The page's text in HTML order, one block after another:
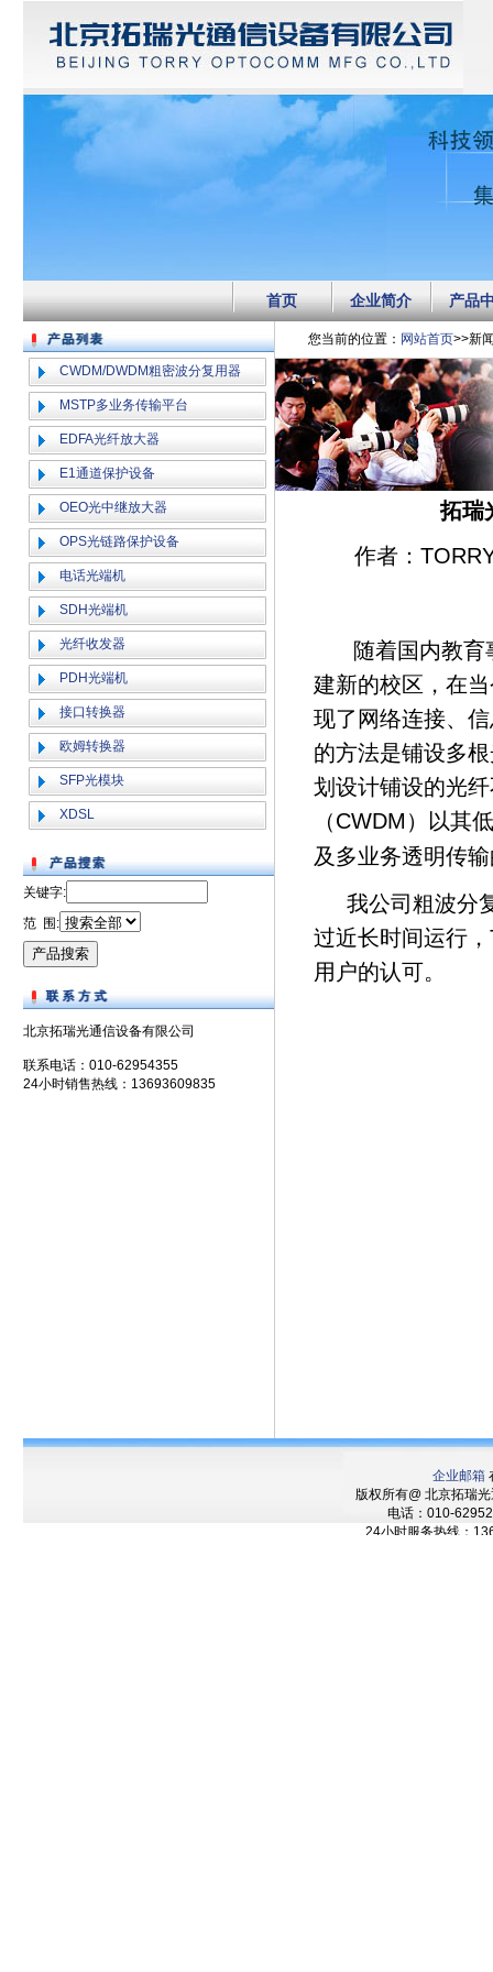
首页 企业简介 产品
CWDM/DWDM粗密波分复用器
MSTP多业务传输平台
EDFA光纤放大器
E1通道保护设备
OEO光中继放大器
OPS光链路保护设备
电话光端机
SDH光端机
光纤收发器
PDH光端机
接口转换器
欧姆转换器
SFP光模块
XDSL
关键字:
范 围:
北京拓瑞光通信设备有限公司
联系电话：010-62954355
24小时销售热线：13693609835
您当前的位置： 网站首页>>新
拓瑞
作者：
随着国内教育
建新的校区，在
现了网络连接、
的方法是铺设多
划设计铺设的光
（CWDM）以其
及多业务透明传
我公司粗波分复
过近长时间运行
用户的认可。
企业邮箱
版权所有@ 北京拓瑞
电话：010-
24小时服务热线：